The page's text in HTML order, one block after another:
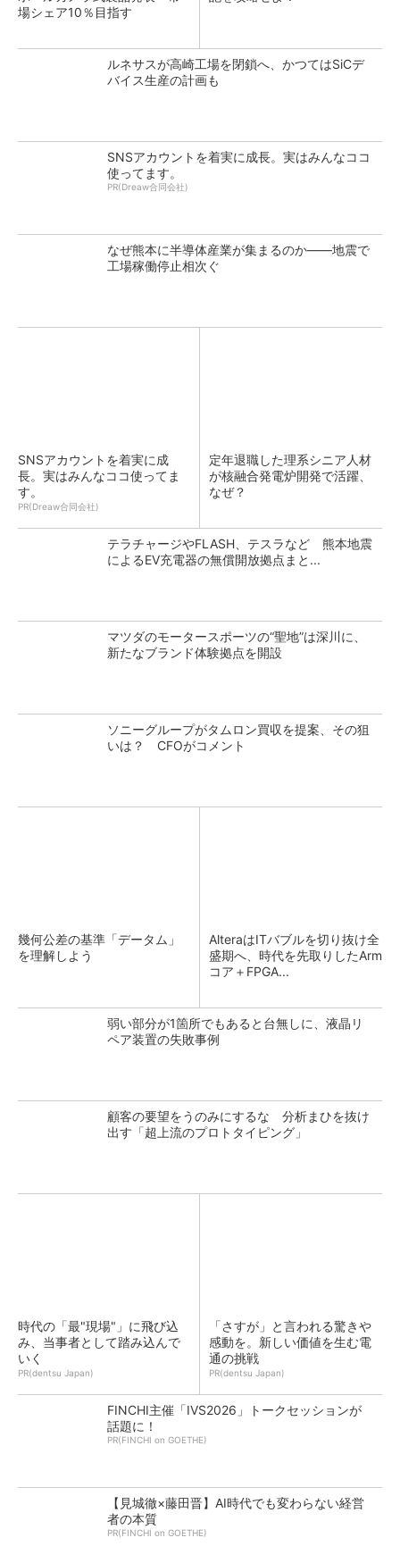
場シェア10％目指す
ルネサスが高崎工場を閉鎖へ、かつてはSiCデ
バイス生産の計画も
SNSアカウントを着実に成長。実はみんなココ
使ってます。
PR(Dreaw合同会社)
なぜ熊本に半導体産業が集まるのか――地震で
工場稼働停止相次ぐ
SNSアカウントを着実に成
長。実はみんなココ使ってま
す。
PR(Dreaw合同会社)
定年退職した理系シニア人材
が核融合発電炉開発で活躍、
なぜ？
テラチャージやFLASH、テスラなど 熊本地震
によるEV充電器の無償開放拠点まと...
マツダのモータースポーツの“聖地”は深川に、
新たなブランド体験拠点を開設
ソニーグループがタムロン買収を提案、その狙
いは？ CFOがコメント
幾何公差の基準「データム」
を理解しよう
AlteraはITバブルを切り抜け全
盛期へ、時代を先取りしたArm
コア＋FPGA...
弱い部分が1箇所でもあると台無しに、液晶リ
ペア装置の失敗事例
顧客の要望をうのみにするな 分析まひを抜け
出す「超上流のプロトタイピング」
時代の「最"現場"」に飛び込
み、当事者として踏み込んで
いく
PR(dentsu Japan)
「さすが」と言われる驚きや
感動を。新しい価値を生む電
通の挑戦
PR(dentsu Japan)
FINCHI主催「IVS2026」トークセッションが
話題に！
PR(FINCHI on GOETHE)
【見城徹×藤田晋】AI時代でも変わらない経営
者の本質
PR(FINCHI on GOETHE)